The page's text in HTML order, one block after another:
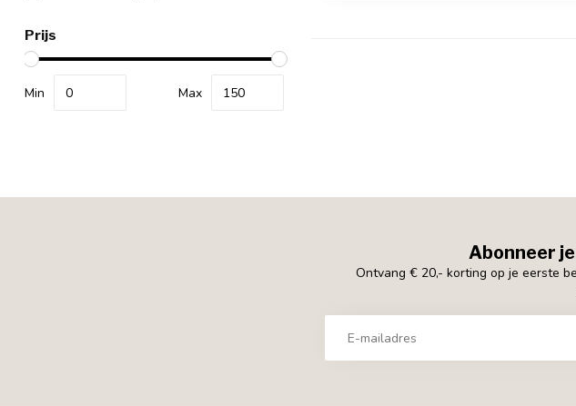
Prijs
Min Max
Abonneer
Ontvang € 20,- korting op je eerste